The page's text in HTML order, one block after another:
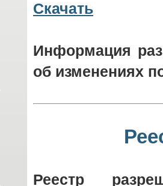
Скачать
Информация
об изменениях
Реестр